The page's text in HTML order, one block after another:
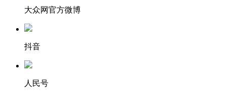
大众网官方微博
抖音
人民号